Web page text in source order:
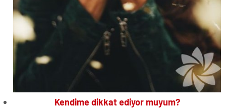
Kendime dikkat ediyor muyum?